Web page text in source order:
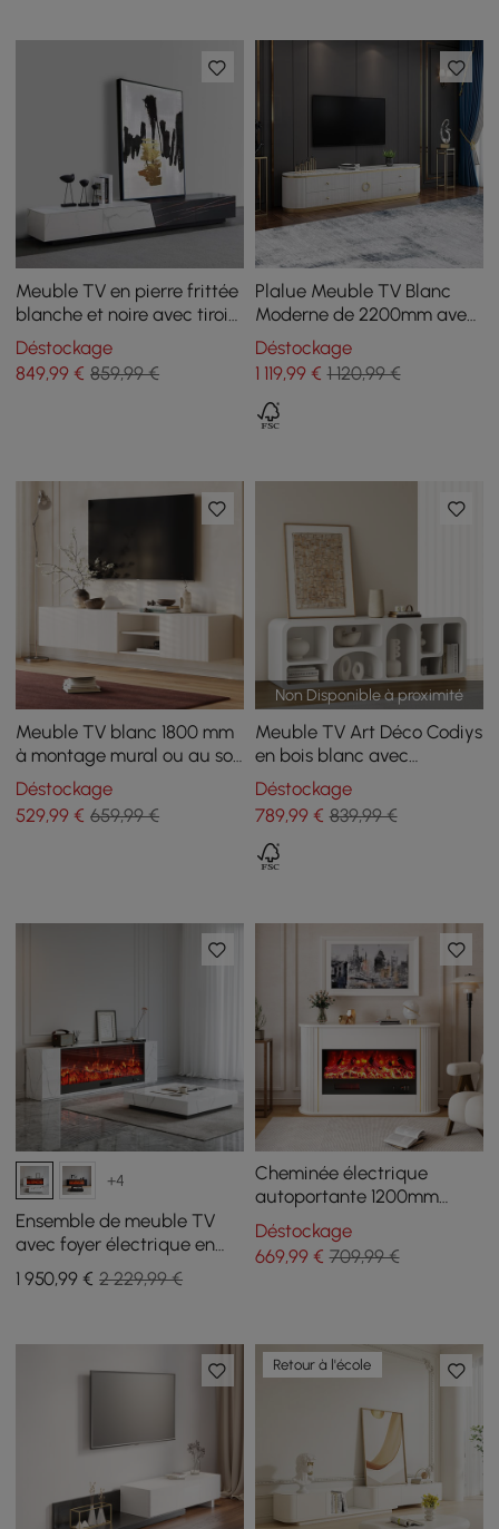
Meuble TV en pierre frittée
blanche et noire avec tiroir
Console multimédia pour
téléviseur jusqu'à 2159 mm
Déstockage
849,99 € 859,99 €
Plalue Meuble TV Blanc
Moderne de 2200mm avec
4 Tiroirs TV Stand
Déstockage
1 119,99€ 1 120,99 €
Meuble TV blanc 1800 mm
à montage mural ou au sol
avec tiroirs
Déstockage
529,99 € 659,99 €
Non Disponible à proximité
Meuble TV Art Déco Codiys
en bois blanc avec
étagères pour téléviseur
jusqu'à 1778 mm
Déstockage
789,99€ 839,99 €
+4
Ensemble de meuble TV
avec foyer électrique en
pierre frittée de 79" et table
basse
1 950,99 € 2 229,99 €
Cheminée électrique
autoportante 1200mm
1500W, 5 vitesses, effet de
flamme LED 3D réglable
Déstockage
669,99€ 709,99 €
Retour à l'école